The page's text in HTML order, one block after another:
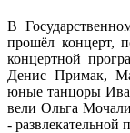
В
прошёл концерт,
концертной
Денис Примак,
юные танцоры
вели Ольга
-